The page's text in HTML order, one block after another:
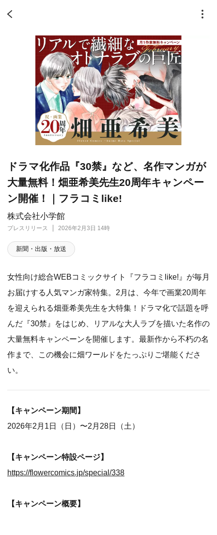
株式会社小学館
プレスリリース 2026年2月3日 14時
ドラマ化作品『30禁』など、名作マンガが
大量無料！畑亜希美先生20周年キャンペー
ン開催！｜フラコミlike!
新聞・出版・放送
女性向け総合WEBコミックサイト『フラコミlike!』が毎月
お届けする人気マンガ家特集。2月は、今年で画業20周年
を迎えられる畑亜希美先生を大特集！ドラマ化で話題を呼
んだ『30禁』をはじめ、リアルな大人ラブを描いた名作の
大量無料キャンペーンを開催します。最新作から不朽の名
作まで、この機会に畑ワールドをたっぷりご堪能くださ
い。
【キャンペーン期間】
2026年2月1日（日）〜2月28日（土）
【キャンペーン特設ページ】
https://flowercomics.jp/special/338
【キャンペーン概要】